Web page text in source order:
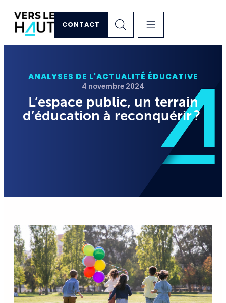
CONTACT
ANALYSES DE L'ACTUALITÉ ÉDUCATIVE
4 novembre 2024
L’espace public, un terrain
d’éducation à reconquérir ?